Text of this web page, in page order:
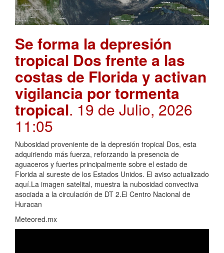
Se forma la depresión
tropical Dos frente a las
costas de Florida y activan
vigilancia por tormenta
tropical. 19 de Julio, 2026
11:05
Nubosidad proveniente de la depresión tropical Dos, esta
adquiriendo más fuerza, reforzando la presencia de
aguaceros y fuertes principalmente sobre el estado de
Florida al sureste de los Estados Unidos. El aviso actualizado
aquí.La imagen satelital, muestra la nubosidad convectiva
asociada a la circulación de DT 2.El Centro Nacional de
Huracan
Meteored.mx